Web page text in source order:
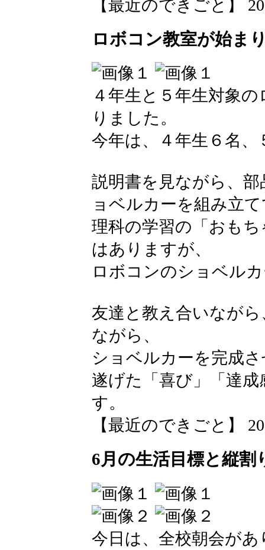
【最近のできごと】
ロボコン教室が始ま
４年生と５年生対象
りました。
今年は、４年生６名
説明書を見ながら、
ョベルカーを組み立
理科の学習の「おも
はありますが、
ロボコンのショベル
友達と教え合いなが
ながら、
ショベルカーを完成
遂げた「喜び」「達
す。
【最近のできごと】
6月の生活目標と縦割
今日は、全校朝会が